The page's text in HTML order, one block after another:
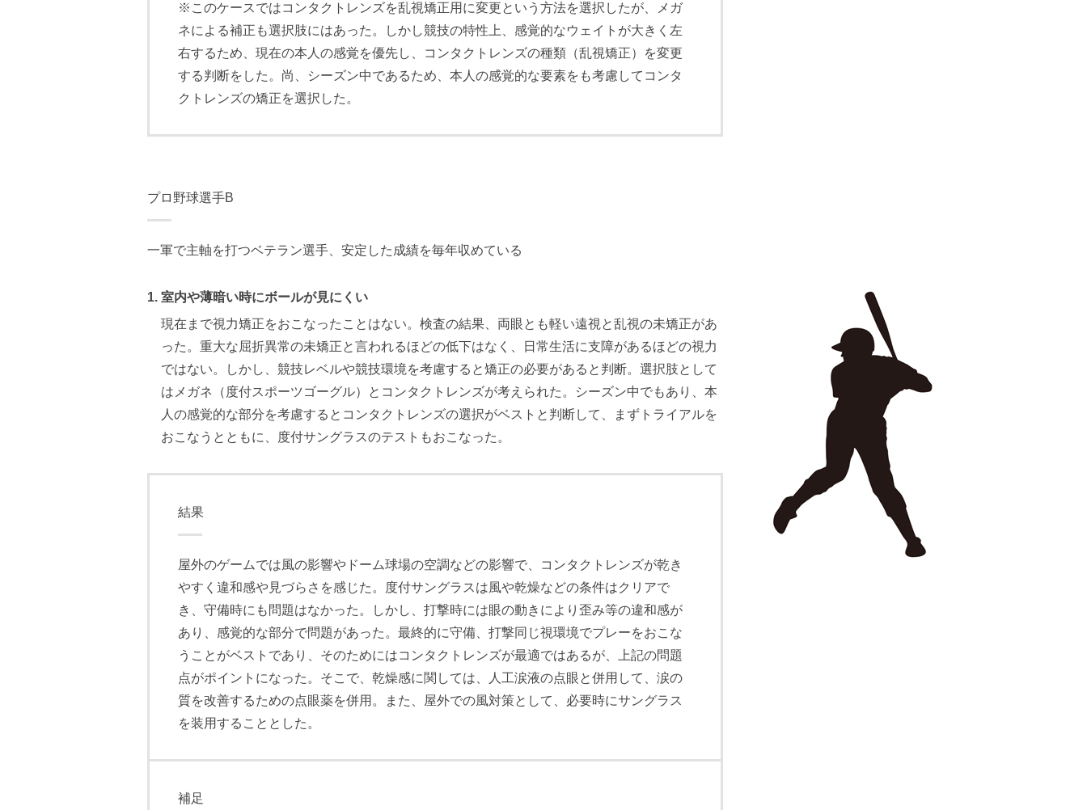
※このケースではコンタクトレンズを乱視矯正用に変更という方法を選択したが、メガ
ネによる補正も選択肢にはあった。しかし競技の特性上、感覚的なウェイトが大きく左
右するため、現在の本人の感覚を優先し、コンタクトレンズの種類（乱視矯正）を変更
する判断をした。尚、シーズン中であるため、本人の感覚的な要素をも考慮してコンタ
クトレンズの矯正を選択した。
プロ野球選手B
一軍で主軸を打つベテラン選手、安定した成績を毎年収めている
室内や薄暗い時にボールが見にくい
現在まで視力矯正をおこなったことはない。検査の結果、両眼とも軽い遠視と乱視の未矯正があ
った。重大な屈折異常の未矯正と言われるほどの低下はなく、日常生活に支障があるほどの視力
ではない。しかし、競技レベルや競技環境を考慮すると矯正の必要があると判断。選択肢として
はメガネ（度付スポーツゴーグル）とコンタクトレンズが考えられた。シーズン中でもあり、本
人の感覚的な部分を考慮するとコンタクトレンズの選択がベストと判断して、まずトライアルを
おこなうとともに、度付サングラスのテストもおこなった。
結果
屋外のゲームでは風の影響やドーム球場の空調などの影響で、コンタクトレンズが乾き
やすく違和感や見づらさを感じた。度付サングラスは風や乾燥などの条件はクリアで
き、守備時にも問題はなかった。しかし、打撃時には眼の動きにより歪み等の違和感が
あり、感覚的な部分で問題があった。最終的に守備、打撃同じ視環境でプレーをおこな
うことがベストであり、そのためにはコンタクトレンズが最適ではあるが、上記の問題
点がポイントになった。そこで、乾燥感に関しては、人工涙液の点眼と併用して、涙の
質を改善するための点眼薬を併用。また、屋外での風対策として、必要時にサングラス
を装用することとした。
補足